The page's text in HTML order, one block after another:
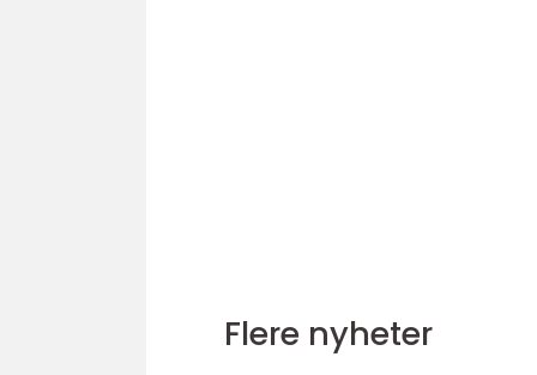
Flere nyheter